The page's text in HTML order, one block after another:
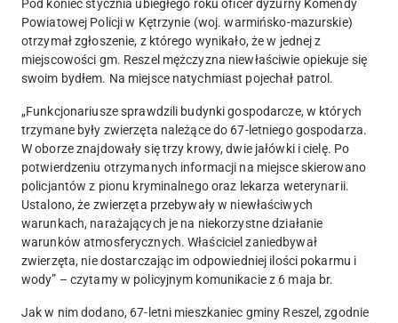
Pod koniec stycznia ubiegłego roku oficer dyżurny Komendy
Powiatowej Policji w Kętrzynie (woj. warmińsko-mazurskie)
otrzymał zgłoszenie, z którego wynikało, że w jednej z
miejscowości gm. Reszel mężczyzna niewłaściwie opiekuje się
swoim bydłem. Na miejsce natychmiast pojechał patrol.
„Funkcjonariusze sprawdzili budynki gospodarcze, w których
trzymane były zwierzęta należące do 67-letniego gospodarza.
W oborze znajdowały się trzy krowy, dwie jałówki i cielę. Po
potwierdzeniu otrzymanych informacji na miejsce skierowano
policjantów z pionu kryminalnego oraz lekarza weterynarii.
Ustalono, że zwierzęta przebywały w niewłaściwych
warunkach, narażających je na niekorzystne działanie
warunków atmosferycznych. Właściciel zaniedbywał
zwierzęta, nie dostarczając im odpowiedniej ilości pokarmu i
wody” – czytamy w policyjnym komunikacie z 6 maja br.
Jak w nim dodano, 67-letni mieszkaniec gminy Reszel, zgodnie